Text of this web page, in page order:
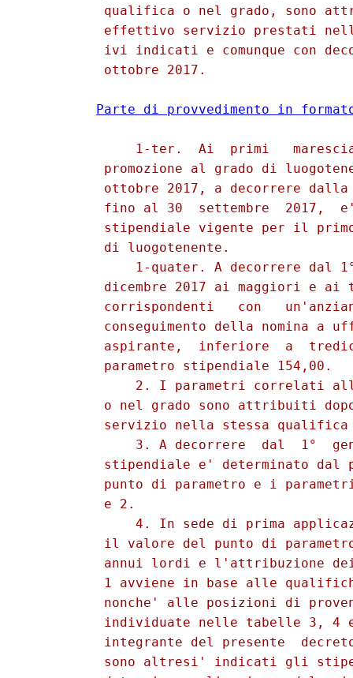
qualifica o nel grado, sono
effettivo servizio prestati
ivi indicati e comunque con
          ottobre 2017.
Parte di provvedimento in
1-ter.  Ai  primi
promozione al grado di
ottobre 2017, a decorrere
fino al 30  settembre  2017,
stipendiale vigente per il
          di luogotenente.
1-quater. A decorrere dal
dicembre 2017 ai maggiori e ai
corrispondenti   con
conseguimento della nomina a
aspirante,  inferiore  a
          parametro stipendiale 154,00.
2. I parametri correlati
o nel grado sono attribuiti
servizio nella stessa
3. A decorrere  dal  1°
stipendiale e' determinato dal
punto di parametro e i
          e 2.
4. In sede di prima
il valore del punto di
annui lordi e l'attribuzione
1 avviene in base alle
nonche' alle posizioni di
individuate nelle tabelle 3, 4
integrante del presente
sono altresi' indicati gli